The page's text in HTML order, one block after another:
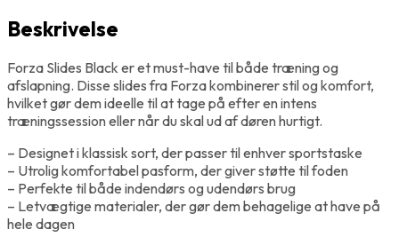
Beskrivelse
Forza Slides Black er et must-have til både træning og
afslapning. Disse slides fra Forza kombinerer stil og komfort,
hvilket gør dem ideelle til at tage på efter en intens
træningssession eller når du skal ud af døren hurtigt.
– Designet i klassisk sort, der passer til enhver sportstaske
– Utrolig komfortabel pasform, der giver støtte til foden
– Perfekte til både indendørs og udendørs brug
– Letvægtige materialer, der gør dem behagelige at have på
hele dagen